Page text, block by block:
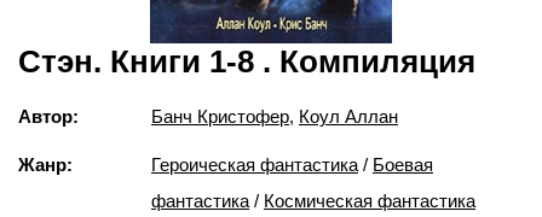
Стэн. Книги 1-8 . Компиляция
Автор: Банч Кристофер, Коул Аллан
Жанр: Героическая фантастика / Боевая
фантастика / Космическая фантастика